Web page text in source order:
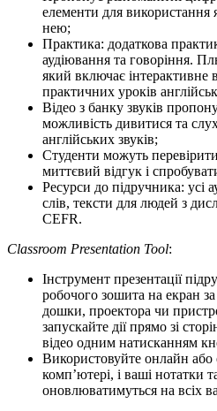
елементи для використання
нею;
Практика: додаткова
аудіювання та говоріння.
який включає інтерактивне
практичних уроків
Відео з банку звуків
можливість дивитися та
англійських звуків;
Студенти можуть
миттєвий відгук і
Ресурси до підручника: усі
слів, тексти для людей з
CEFR.
Classroom Presentation Tool:
Інструмент презентації
робочого зошита на екран
дошки, проектора чи
запускайте дії прямо зі
відео одним натисканням
Використовуйте онлайн
комп’ютері, і ваші нотатки
оновлюватимуться на всіх